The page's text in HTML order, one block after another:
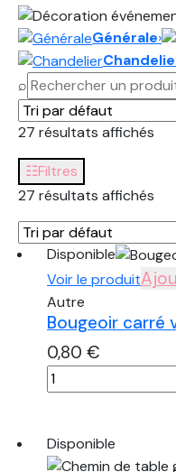
Générale›
⌕
27 résultats affichés
☷Filtres
27 résultats affichés
Disponible
Voir le produit
Autre
Bougeoir carré
0,80 €
quantité
de
carré
vert
Disponible